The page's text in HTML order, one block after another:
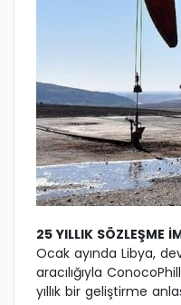
25 YILLIK SÖZLEŞME
Ocak ayında Libya,
aracılığıyla
yıllık bir geliştirme